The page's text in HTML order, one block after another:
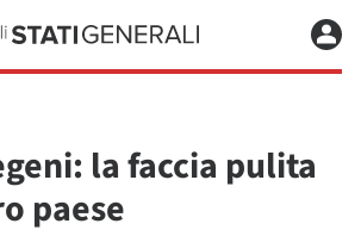
la faccia pulita
paese